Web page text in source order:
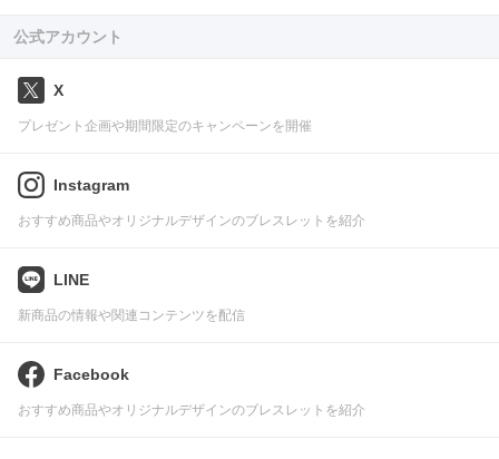
公式アカウント
X
プレゼント企画や期間限定のキャンペーンを開催
Instagram
おすすめ商品やオリジナルデザインのブレスレットを紹介
LINE
新商品の情報や関連コンテンツを配信
Facebook
おすすめ商品やオリジナルデザインのブレスレットを紹介